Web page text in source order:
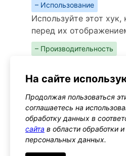
– Использование
Используйте этот
перед их
– Производительность
Хук не должен
касаются лишь вывода
Убедитесь, что
не нарушают правила
Альтернативы
На сайте
Продолжая пользоваться
соглашаетесь на
обработку данных в
сайта в области обработки
персональных данных.